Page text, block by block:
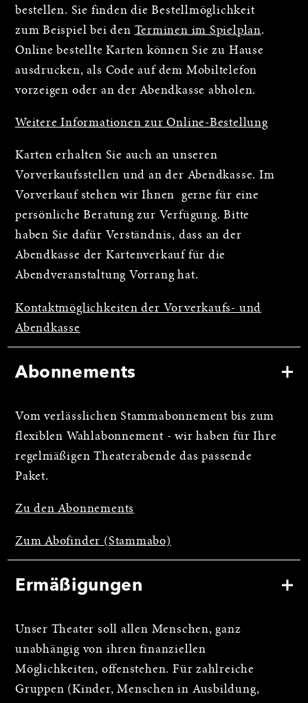
bestellen. Sie finden die Bestellmöglichkeit
zum Beispiel bei den Terminen im Spielplan.
Online bestellte Karten können Sie zu Hause
ausdrucken, als Code auf dem Mobiltelefon
vorzeigen oder an der Abendkasse abholen.
Weitere Informationen zur Online-Bestellung
Karten erhalten Sie auch an unseren
Vorverkaufsstellen und an der Abendkasse. Im
Vorverkauf stehen wir Ihnen gerne für eine
persönliche Beratung zur Verfügung. Bitte
haben Sie dafür Verständnis, dass an der
Abendkasse der Kartenverkauf für die
Abendveranstaltung Vorrang hat.
Kontaktmöglichkeiten der Vorverkaufs- und
Abendkasse
Abonnements
Vom verlässlichen Stammabonnement bis zum
flexiblen Wahlabonnement - wir haben für Ihre
regelmäßigen Theaterabende das passende
Paket.
Zu den Abonnements
Zum Abofinder (Stammabo)
Ermäßigungen
Unser Theater soll allen Menschen, ganz
unabhängig von ihren finanziellen
Möglichkeiten, offenstehen. Für zahlreiche
Gruppen (Kinder, Menschen in Ausbildung,